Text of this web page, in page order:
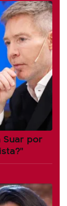
Suar por